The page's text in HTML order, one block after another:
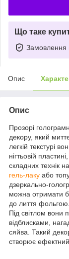
Що таке
Замовлення
Опис
Опис
Прозорі
декору, який
легкій текстурі
нігтьовій
складних технік
гель-лаку або
дзеркально-
можна отримати
до лиття
Під світлом вони
відблисками,
сяйва. Такий
створює